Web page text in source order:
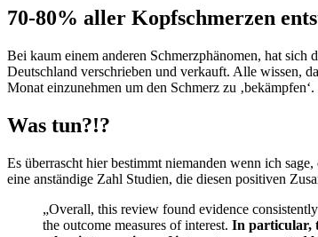
70-80% aller Kopfschmerzen
Bei kaum einem anderen Schmerzphänomen, hat
Deutschland verschrieben und verkauft. Alle wissen,
Monat einzunehmen um den Schmerz zu ‚bekämpfen‘.
Was tun?!?
Es überrascht hier bestimmt niemanden wenn ich
eine anständige Zahl Studien, die diesen positiven
„Overall, this review found evidence
the outcome measures of interest. In particular,